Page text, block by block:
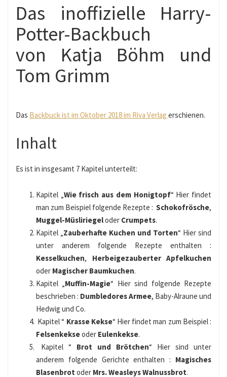
Das inoffizielle Harry-
Potter-Backbuch
von Katja Böhm und
Tom Grimm
Das Backbuck ist im Oktober 2018 im Riva Verlag erschienen.
Inhalt
Es ist in insgesamt 7 Kapitel unterteilt:
Kapitel „ Wie frisch aus dem Honigtopf“ Hier findet
man zum Beispiel folgende Rezepte : Schokofrösche,
Muggel-Müsliriegeloder Crumpets.
Kapitel „ Zauberhafte Kuchen und Torten“ Hier sind
unter anderem folgende Rezepte enthalten :
Kesselkuchen, Herbeigezauberter Apfelkuchen
oder Magischer Baumkuchen.
Kapitel „ Muffin-Magie“ Hier sind folgende Rezepte
beschrieben : Dumbledores Armee, Baby-Alraune und
Hedwig und Co.
Kapitel “ Krasse Kekse“ Hier findet man zum Beispiel :
Felsenkekseoder Eulenkekse.
Kapitel “ Brot und Brötchen“ Hier sind unter
anderem folgende Gerichte enthalten : Magisches
Blasenbrot oder Mrs. Weasleys Walnussbrot.